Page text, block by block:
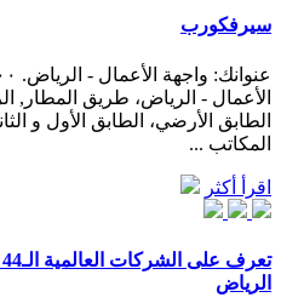
سيرفكورب
الأعمال - الرياض، طريق المطار,
المكاتب ...
اقرأ أكثر
الرياض